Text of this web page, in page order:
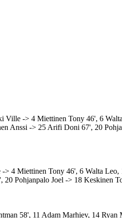
-> 4 Miettinen Tony 46', 6
Anssi -> 25 Arifi Doni 67', 20
4 Miettinen Tony 46', 6 Walta
Pohjanpalo Joel -> 18 Keskinen
58', 11 Adam Marhiev, 14 Ryan